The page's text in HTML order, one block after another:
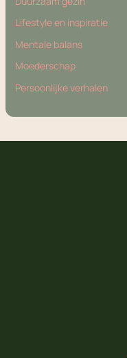
Lifestyle en inspiratie
Mentale balans
Moederschap
Persoonlijke verhalen